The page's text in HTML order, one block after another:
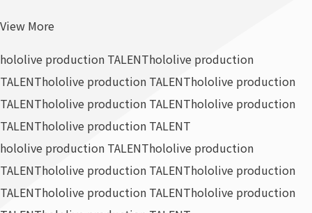
View More
hololive production TALENThololive production
TALENThololive production TALENThololive production
TALENThololive production TALENThololive production
TALENThololive production TALENT
hololive production TALENThololive production
TALENThololive production TALENThololive production
TALENThololive production TALENThololive production